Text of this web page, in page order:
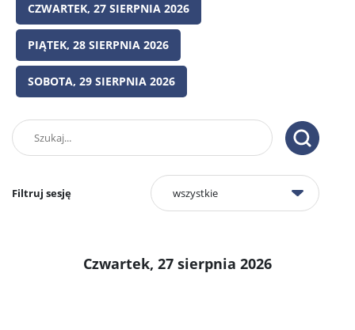
CZWARTEK, 27 SIERPNIA 2026
PIĄTEK, 28 SIERPNIA 2026
SOBOTA, 29 SIERPNIA 2026
Znajdź
wydarzenie
Filtruj sesję
Czwartek, 27 sierpnia 2026